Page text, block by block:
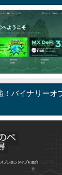
！バイナリーオ